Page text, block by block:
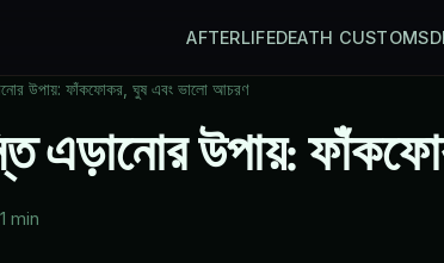
AFTERLIFEDEATH CUSTOMS
উপায়: ফাঁকফোকর, ঘুষ এবং ভালো আচরণ
এড়ানোর উপায়:
min